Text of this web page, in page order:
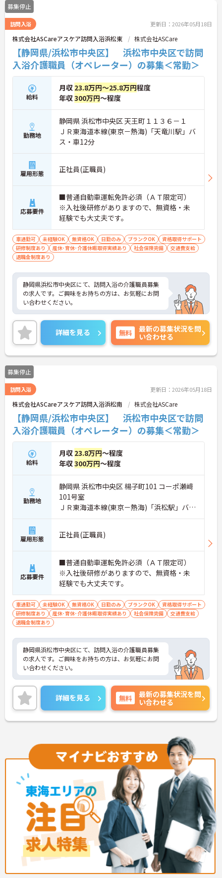
募集停止
訪問入浴 更新日：2026年05月18日
株式会社ASCareアスケア訪問入浴浜松東 株式会社ASCare
【静岡県/浜松市中央区】 浜松市中央区で訪問
入浴介護職員（オペレーター）の募集＜常勤＞
給料
月収 23.8万円～25.8万円程度
年収300万円～程度
勤務地
静岡県 浜松市中央区 天王町１１３６－１
ＪＲ東海道本線(東京－熱海)「天竜川駅」バ
ス・車12分
雇用形態 正社員(正職員)
応募要件
■普通自動車運転免許必須（ＡＴ限定可）
※入社後研修がありますので、無資格・未
経験でも大丈夫です。
車通勤可 未経験OK 無資格OK 日勤のみ ブランクOK
資格取得サポート
研修制度あり
産休･育休･介護休暇取得実績あり 社会保険完備
交通費支給
退職金制度あり
静岡県浜松市中央区にて、訪問入浴の介護職員募集
の求人です。ご興味をお持ちの方は、お気軽にお問
い合わせください。
詳細を見る 無料
最新の募集状況を問
い合わせる
募集停止
訪問入浴 更新日：2026年05月18日
株式会社ASCareアスケア訪問入浴浜松南 株式会社ASCare
【静岡県/浜松市中央区】 浜松市中央区で訪問
入浴介護職員（オペレーター）の募集＜常勤＞
給料
月収 23.8万円～程度
年収300万円～程度
勤務地
静岡県 浜松市中央区 楊子町101 コーポ瀬﨑
101号室
ＪＲ東海道本線(東京－熱海)「浜松駅」バ
ス・車8分
雇用形態 正社員(正職員)
応募要件
■普通自動車運転免許必須（ＡＴ限定可）
※入社後研修がありますので、無資格・未
経験でも大丈夫です。
車通勤可 未経験OK 無資格OK 日勤のみ ブランクOK
資格取得サポート
研修制度あり
産休･育休･介護休暇取得実績あり 社会保険完備
交通費支給
退職金制度あり
静岡県浜松市中央区にて、訪問入浴の介護職員募集
の求人です。ご興味をお持ちの方は、お気軽にお問
い合わせください。
詳細を見る 無料
最新の募集状況を問
い合わせる